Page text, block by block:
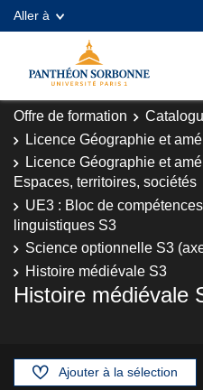
Aller à
Offre de formation
Licence Géographie et
Licence Géographie et
Espaces, territoires, sociétés
UE3 : Bloc de
linguistiques S3
Science optionnelle S3
Histoire médiévale S3
Histoire médiévale
Ajouter à la sélection